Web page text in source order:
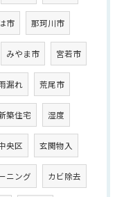
市 那珂川市
みやま市 宮若市
漏れ 荒尾市
築住宅 湿度
央区 玄関物入
ニング カビ除去